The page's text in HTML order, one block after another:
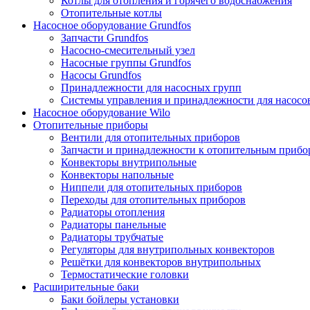
Отопительные котлы
Насосное оборудование Grundfos
Запчасти Grundfos
Насосно-смесительный узел
Насосные группы Grundfos
Насосы Grundfos
Принадлежности для насосных групп
Системы управления и принадлежности для
Насосное оборудование Wilo
Отопительные приборы
Вентили для отопительных приборов
Запчасти и принадлежности к отопительным
Конвекторы внутрипольные
Конвекторы напольные
Ниппели для отопительных приборов
Переходы для отопительных приборов
Радиаторы отопления
Радиаторы панельные
Радиаторы трубчатые
Регуляторы для внутрипольных конвекторов
Решётки для конвекторов внутрипольных
Термостатические головки
Расширительные баки
Баки бойлеры установки